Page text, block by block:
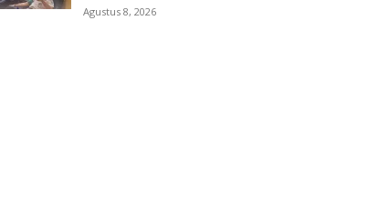
Agustus 8, 2026